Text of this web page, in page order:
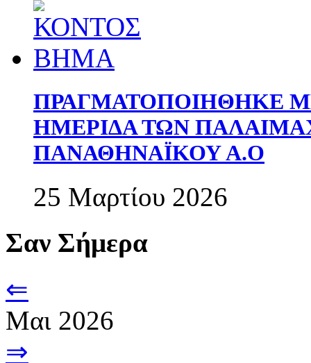
ΠΡΑΓΜΑΤΟΠΟΙΗΘΗΚΕ
ΗΜΕΡΙΔΑ ΤΩΝ
ΠΑΝΑΘΗΝΑΪΚΟΥ Α.Ο
25 Μαρτίου 2026
Σαν Σήμερα
⇐
Μαι 2026
⇒